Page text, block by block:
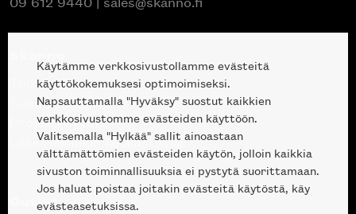
Tuotteet
Suunnittelupalvelu
Projektimyynti
Liike Helsingin keskustassa
Outlet
Käytämme verkkosivustollamme evästeitä
käyttökokemuksesi optimoimiseksi.
Napsauttamalla "Hyväksy" suostut kaikkien
verkkosivustomme evästeiden käyttöön.
Valitsemalla "Hylkää" sallit ainoastaan
välttämättömien evästeiden käytön, jolloin kaikkia
sivuston toiminnallisuuksia ei pystytä suorittamaan.
Jos haluat poistaa joitakin evästeitä käytöstä, käy
evästeasetuksissa.